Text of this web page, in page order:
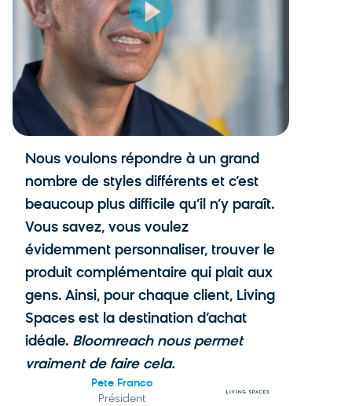
Nous voulons répondre à un grand
nombre de styles différents et c’est
beaucoup plus difficile qu’il n’y paraît.
Vous savez, vous voulez
évidemment personnaliser, trouver le
produit complémentaire qui plait aux
gens. Ainsi, pour chaque client, Living
Spaces est la destination d’achat
idéale. Bloomreach nous permet
vraiment de faire cela.
Pete Franco
Président